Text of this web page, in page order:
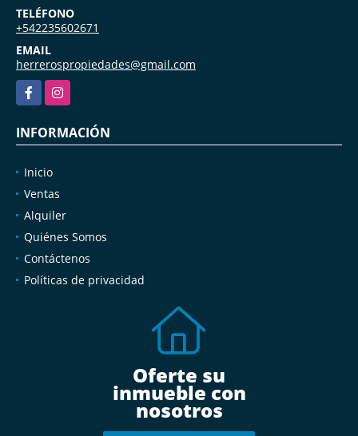
TELÉFONO
+542235602671
EMAIL
herrerospropiedades@gmail.com
FacebookInstagram
INFORMACIÓN
Inicio
Ventas
Alquiler
Quiénes Somos
Contáctenos
Políticas de privacidad
Oferte su
inmueble con
nosotros